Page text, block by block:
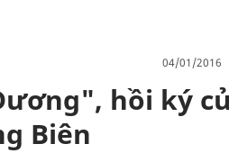
04/01/2016
hồi ký
Biên